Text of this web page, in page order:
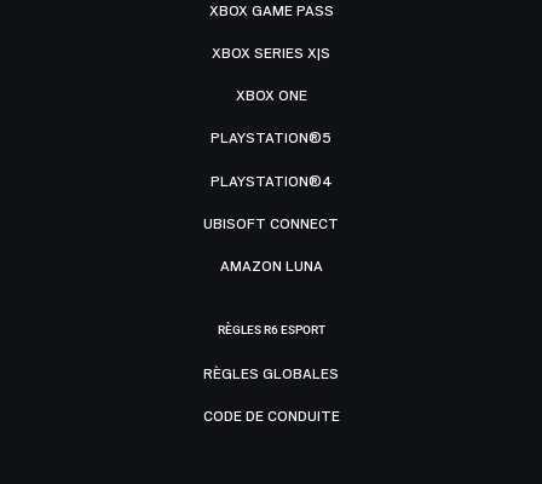
XBOX GAME PASS
XBOX SERIES X|S
XBOX ONE
PLAYSTATION®5
PLAYSTATION®4
UBISOFT CONNECT
AMAZON LUNA
RÈGLES R6 ESPORT
RÈGLES GLOBALES
CODE DE CONDUITE